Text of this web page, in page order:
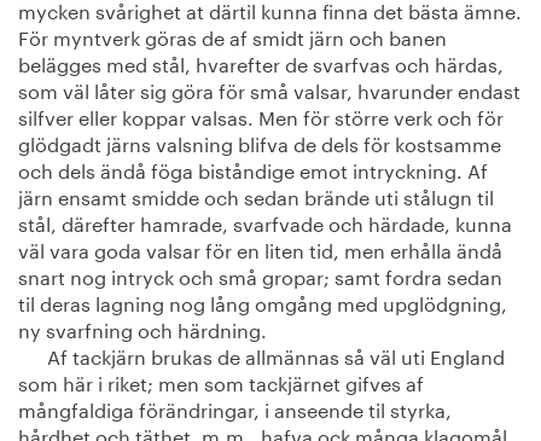
mycken svårighet at därtil kunna finna det bästa ämne.
För myntverk göras de af smidt järn och banen
belägges med stål, hvarefter de svarfvas och härdas,
som väl låter sig göra för små valsar, hvarunder endast
silfver eller koppar valsas. Men för större verk och för
glödgadt järns valsning blifva de dels för kostsamme
och dels ändå föga biståndige emot intryckning. Af
järn ensamt smidde och sedan brände uti stålugn til
stål, därefter hamrade, svarfvade och härdade, kunna
väl vara goda valsar för en liten tid, men erhålla ändå
snart nog intryck och små gropar; samt fordra sedan
til deras lagning nog lång omgång med upglödgning,
ny svarfning och härdning.
Af tackjärn brukas de allmännas så väl uti England
som här i riket; men som tackjärnet gifves af
mångfaldiga förändringar, i anseende til styrka,
hårdhet och täthet, m.m., hafva ock många klagomål